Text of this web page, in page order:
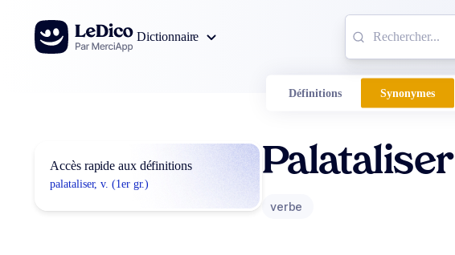
Aller au contenu
Dictionnaire
Définitions Synonymes
Accès rapide aux définitions
palataliser, v. (1er gr.)
Palataliser
verbe